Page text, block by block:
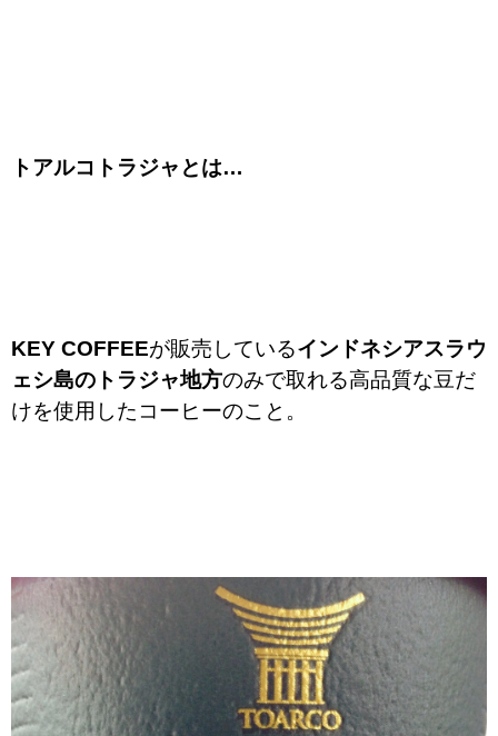
トアルコトラジャとは…
KEY COFFEEが販売しているインドネシアスラウ
ェシ島のトラジャ地方のみで取れる高品質な豆だ
けを使用したコーヒーのこと。